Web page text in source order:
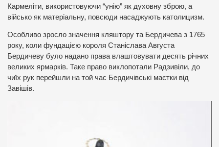
Кармеліти, використовуючи “унію” як духовну зброю, а
військо як матеріальну, повсюди насаджують католицизм.
Особливо зросло значення кляштору та Бердичева з 1765
року, коли фундацією короля Станіслава Августа
Бердичеву було надано права влаштовувати десять річних
великих ярмарків. Таке право виклопотали Радзивіли, до
чиїх рук перейшли на той час Бердичівські маєтки від
Завішів.